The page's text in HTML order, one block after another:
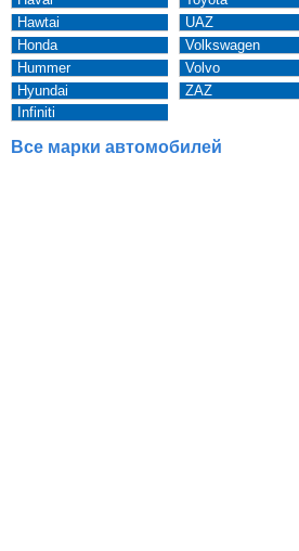
Hawtai
Honda
Hummer
Hyundai
Infiniti
UAZ
Volkswagen
Volvo
ZAZ
Все марки автомобилей